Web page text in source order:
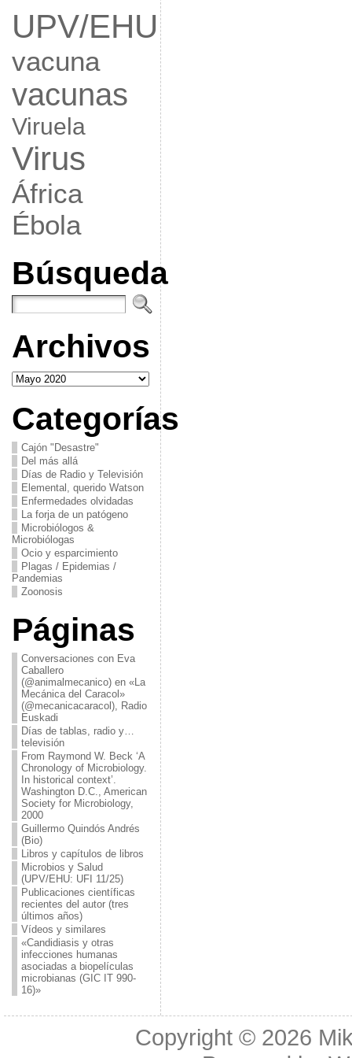
UPV/EHU
vacuna
vacunas
Viruela
Virus
África
Ébola
Búsqueda
Archivos
Archivos
Categorías
Cajón "Desastre"
Del más allá
Días de Radio y Televisión
Elemental, querido Watson
Enfermedades olvidadas
La forja de un patógeno
Microbiólogos &
Microbiólogas
Ocio y esparcimiento
Plagas / Epidemias /
Pandemias
Zoonosis
Páginas
Conversaciones con Eva
Caballero
(@animalmecanico) en «La
Mecánica del Caracol»
(@mecanicacaracol), Radio
Euskadi
Días de tablas, radio y…
televisión
From Raymond W. Beck ‘A
Chronology of Microbiology.
In historical context’.
Washington D.C., American
Society for Microbiology,
2000
Guillermo Quindós Andrés
(Bio)
Libros y capítulos de libros
Microbios y Salud
(UPV/EHU: UFI 11/25)
Publicaciones científicas
recientes del autor (tres
últimos años)
Vídeos y similares
«Candidiasis y otras
infecciones humanas
asociadas a biopelículas
microbianas (GIC IT 990-
16)»
Copyright © 2026